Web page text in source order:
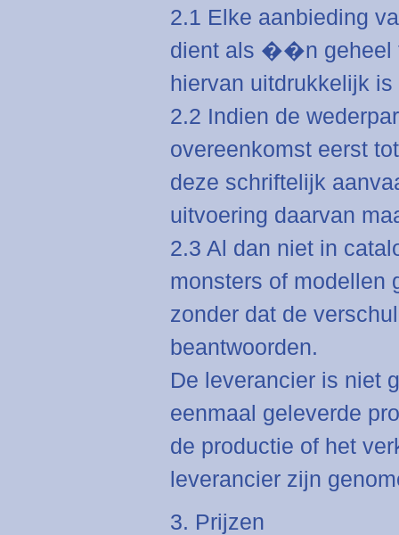
2.1 Elke aanbieding
dient als ��n geheel
hiervan uitdrukkelijk
2.2 Indien de
overeenkomst eerst
deze schriftelijk
uitvoering daarvan
2.3 Al dan niet in
monsters of modellen
zonder dat de
beantwoorden.
De leverancier is niet
eenmaal geleverde
de productie of het
leverancier zijn
3. Prijzen